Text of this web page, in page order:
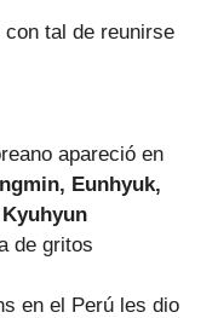
tal de reunirse
apareció en
Eunhyuk,
de gritos
en el Perú les dio